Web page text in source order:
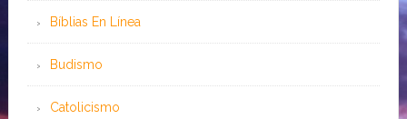
Bíblias En Línea
Budismo
Catolicismo